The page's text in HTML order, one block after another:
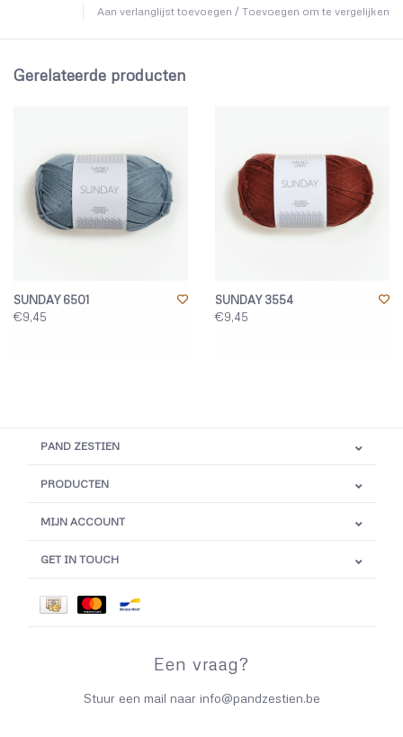
Aan verlanglijst toevoegen / Toevoegen om te vergelijken
Gerelateerde producten
SUNDAY 6501
€9,45
SUNDAY 3554
€9,45
PAND ZESTIEN
PRODUCTEN
MIJN ACCOUNT
GET IN TOUCH
Een vraag?
Stuur een mail naar info@pandzestien.be